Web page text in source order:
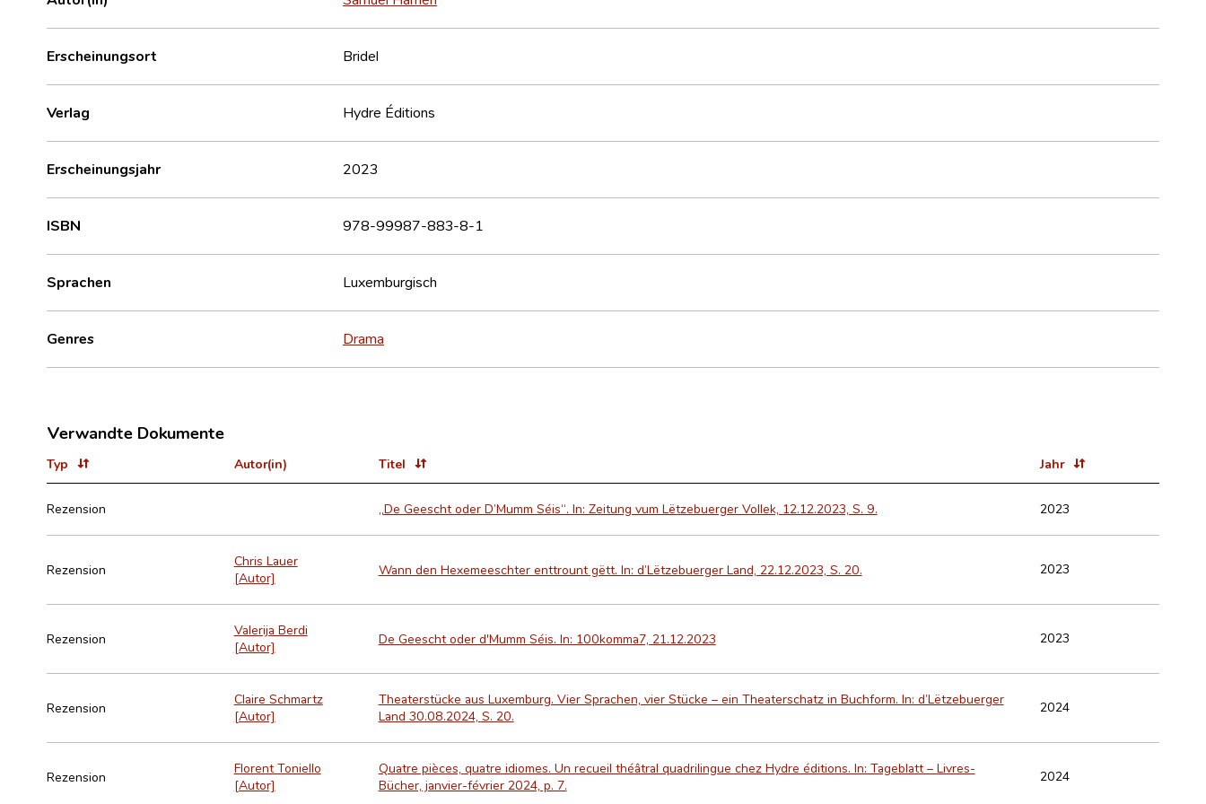
Erscheinungsort Bridel
Verlag Hydre Éditions
Erscheinungsjahr 2023
ISBN 978-99987-883-8-1
Sprachen Luxemburgisch
Genres Drama
Verwandte Dokumente
Typ Autor(in) Titel Jahr
Rezension „De Geescht oder D’Mumm Séis“. In: Zeitung vum Lëtzebuerger Vollek, 12.12.2023, S. 9. 2023
Rezension
Chris Lauer
[Autor]
Wann den Hexemeeschter enttrount gëtt. In: d’Lëtzebuerger Land, 22.12.2023, S. 20. 2023
Rezension
Valerija Berdi
[Autor]
De Geescht oder d'Mumm Séis. In: 100komma7, 21.12.2023 2023
Rezension
Claire Schmartz
[Autor]
Theaterstücke aus Luxemburg. Vier Sprachen, vier Stücke – ein Theaterschatz in Buchform. In: d’Lëtzebuerger
Land 30.08.2024, S. 20.
2024
Rezension
Florent Toniello
[Autor]
Quatre pièces, quatre idiomes. Un recueil théâtral quadrilingue chez Hydre éditions. In: Tageblatt – Livres-
Bücher, janvier-février 2024, p. 7.
2024